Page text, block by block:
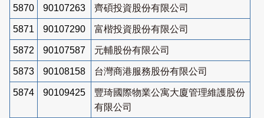
5870 90107263 齊碩投資股份有限公司
5871 90107290 富楷投資股份有限公司
5872 90107587 元輔股份有限公司
5873 90108158 台灣商港服務股份有限公司
5874 90109425
豐琦國際物業公寓大廈管理維護股份
有限公司